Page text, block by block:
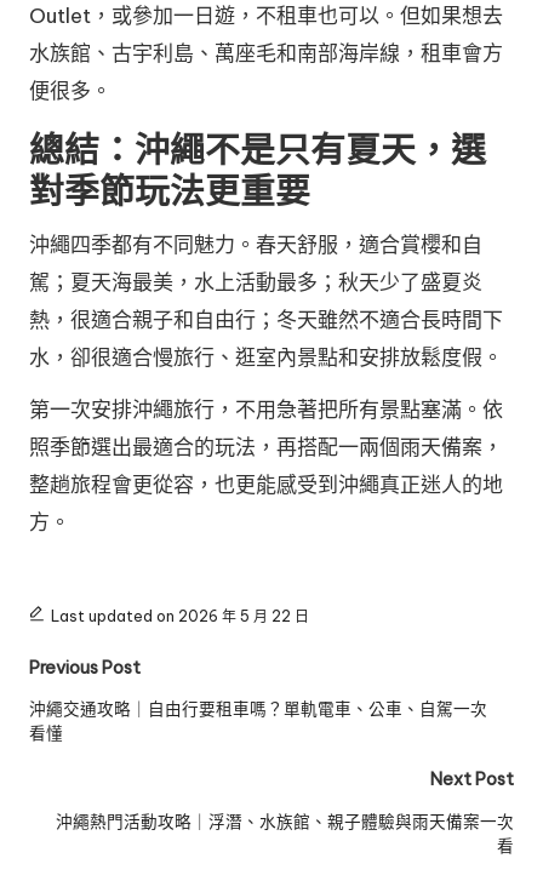
Outlet，或參加一日遊，不租車也可以。但如果想去
水族館、古宇利島、萬座毛和南部海岸線，租車會方
便很多。
總結：沖繩不是只有夏天，選
對季節玩法更重要
沖繩四季都有不同魅力。春天舒服，適合賞櫻和自
駕；夏天海最美，水上活動最多；秋天少了盛夏炎
熱，很適合親子和自由行；冬天雖然不適合長時間下
水，卻很適合慢旅行、逛室內景點和安排放鬆度假。
第一次安排沖繩旅行，不用急著把所有景點塞滿。依
照季節選出最適合的玩法，再搭配一兩個雨天備案，
整趟旅程會更從容，也更能感受到沖繩真正迷人的地
方。
Last updated on 2026 年 5 月 22 日
Post
navigation
Previous Post
沖繩交通攻略｜自由行要租車嗎？單軌電車、公車、自駕一次
看懂
Next Post
沖繩熱門活動攻略｜浮潛、水族館、親子體驗與雨天備案一次
看